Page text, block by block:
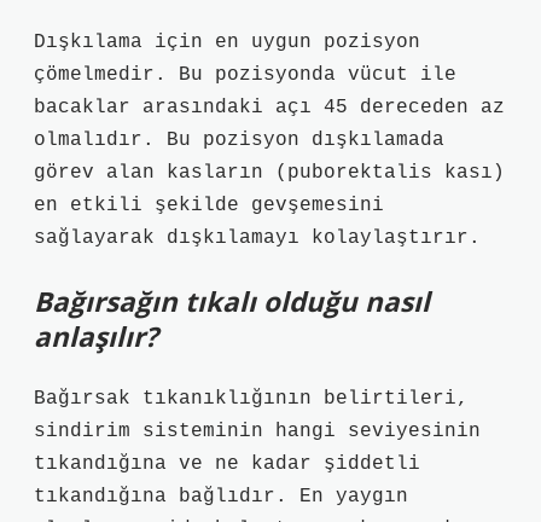
Dışkılama için en uygun pozisyon
çömelmedir. Bu pozisyonda vücut ile
bacaklar arasındaki açı 45 dereceden az
olmalıdır. Bu pozisyon dışkılamada
görev alan kasların (puborektalis kası)
en etkili şekilde gevşemesini
sağlayarak dışkılamayı kolaylaştırır.
Bağırsağın tıkalı olduğu nasıl
anlaşılır?
Bağırsak tıkanıklığının belirtileri,
sindirim sisteminin hangi seviyesinin
tıkandığına ve ne kadar şiddetli
tıkandığına bağlıdır. En yaygın